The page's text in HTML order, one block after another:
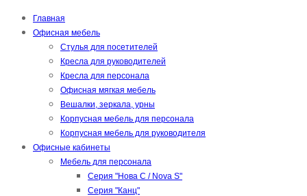
Главная
Офисная мебель
Стулья для посетителей
Кресла для руководителей
Кресла для персонала
Офисная мягкая мебель
Вешалки, зеркала, урны
Корпусная мебель для персонала
Корпусная мебель для руководителя
Офисные кабинеты
Мебель для персонала
Серия "Нова С / Nova S"
Серия "Канц"